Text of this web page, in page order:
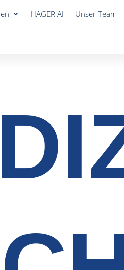
HAGER AI Unser Team